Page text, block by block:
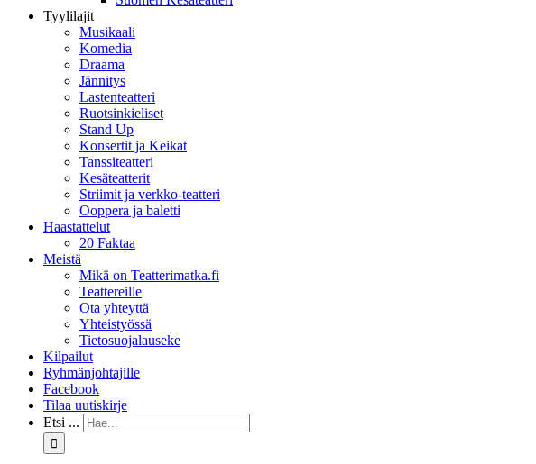
Tyylilajit
Musikaali
Komedia
Draama
Jännitys
Lastenteatteri
Ruotsinkieliset
Stand Up
Konsertit ja Keikat
Tanssiteatteri
Kesäteatterit
Striimit ja verkko-teatteri
Ooppera ja baletti
Haastattelut
20 Faktaa
Meistä
Mikä on Teatterimatka.fi
Teattereille
Ota yhteyttä
Yhteistyössä
Tietosuojalauseke
Kilpailut
Ryhmänjohtajille
Facebook
Tilaa uutiskirje
Etsi ...